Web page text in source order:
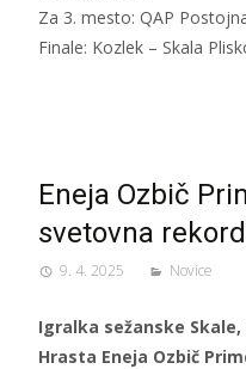
Za 3. mesto: QAP
Finale: Kozlek – Skala
Eneja Ozbič
svetovna
9. 4. 2025 Novice
Igralka sežanske
Hrasta Eneja Ozbič